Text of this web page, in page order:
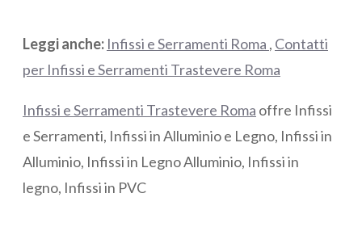
Leggi anche: Infissi e Serramenti Roma , Contatti
per Infissi e Serramenti Trastevere Roma
Infissi e Serramenti Trastevere Roma offre Infissi
e Serramenti, Infissi in Alluminio e Legno, Infissi in
Alluminio, Infissi in Legno Alluminio, Infissi in
legno, Infissi in PVC